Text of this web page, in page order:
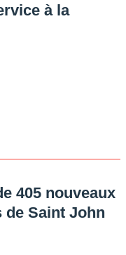
à la
405 nouveaux
Saint John